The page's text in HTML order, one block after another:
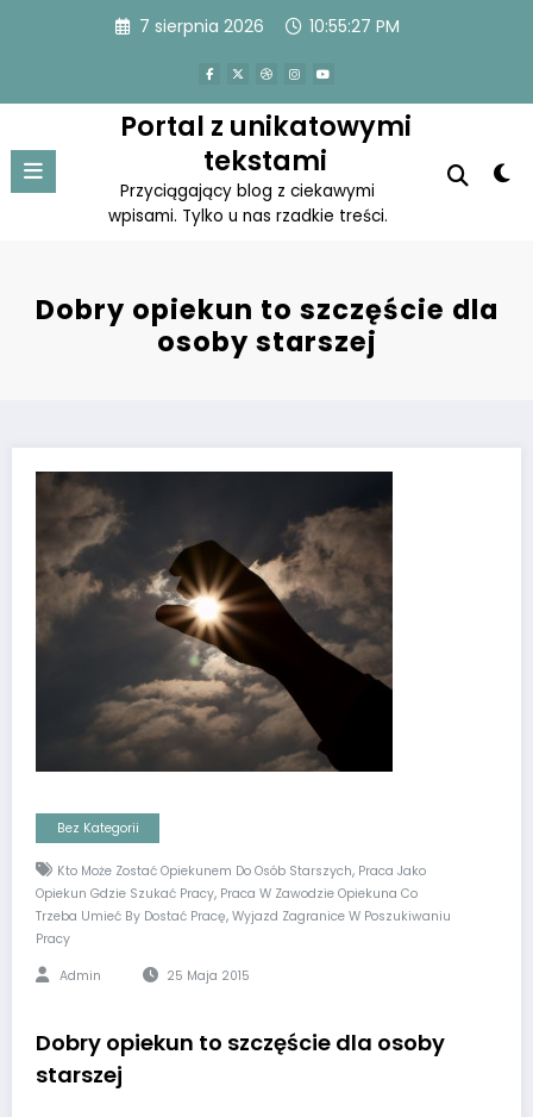
7 sierpnia 2026 10:55:27 PM
Portal z unikatowymi
tekstami
Przyciągający blog z ciekawymi
wpisami. Tylko u nas rzadkie treści.
Dobry opiekun to szczęście dla
osoby starszej
Bez Kategorii
Kto Może Zostać Opiekunem Do Osób Starszych, Praca Jako
Opiekun Gdzie Szukać Pracy, Praca W Zawodzie Opiekuna Co
Trzeba Umieć By Dostać Pracę, Wyjazd Zagranice W Poszukiwaniu
Pracy
Admin 25 Maja 2015
Dobry opiekun to szczęście dla osoby
starszej